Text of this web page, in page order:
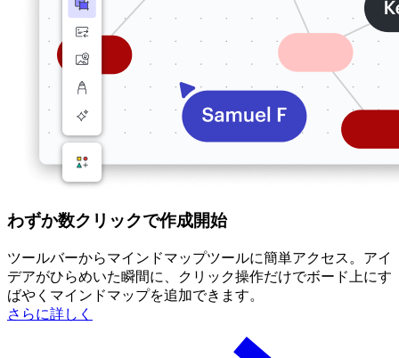
わずか数クリックで作成開始
ツールバーからマインドマップツールに簡単アクセス。アイ
デアがひらめいた瞬間に、クリック操作だけでボード上にす
ばやくマインドマップを追加できます。
さらに詳しく